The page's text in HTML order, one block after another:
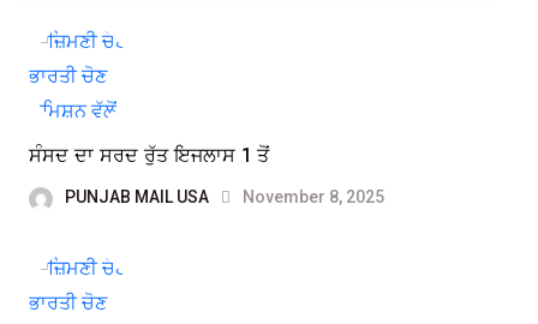
ਸੰਸਦ ਦਾ ਸਰਦ ਰੁੱਤ ਇਜਲਾਸ 1 ਤੋਂ
PUNJAB MAIL USA November 8, 2025